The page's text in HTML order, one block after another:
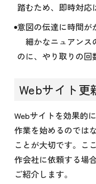
踏むため、即時対応
意図の伝達に時間が
細かなニュアンス
のに、やり取りの回
Webサイト更
Webサイトを効果的
作業を始めるのでは
ことが大切です。こ
作会社に依頼する場
ご紹介します。